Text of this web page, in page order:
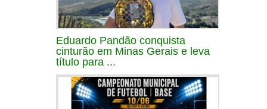
Eduardo Pandão conquista
cinturão em Minas Gerais e leva
título para ...